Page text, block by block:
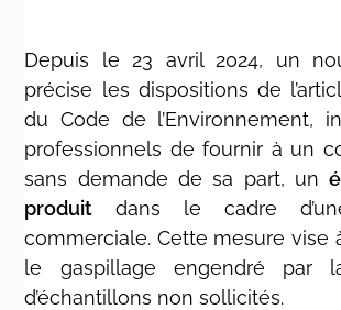
Depuis le 23 avril 2024, un
précise les dispositions de
du Code de l’Environnement,
professionnels de fournir à un
sans demande de sa part, un
produit dans le cadre
commerciale. Cette mesure vise
le gaspillage engendré par
d’échantillons non sollicités.